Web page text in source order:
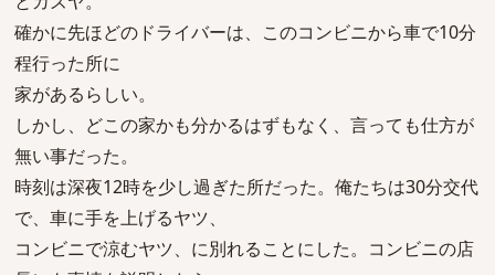
確かに先ほどのドライバーは、このコンビニから車で10分
程行った所に
家があるらしい。
しかし、どこの家かも分かるはずもなく、言っても仕方が
無い事だった。
時刻は深夜12時を少し過ぎた所だった。俺たちは30分交代
で、車に手を上げるヤツ、
コンビニで涼むヤツ、に別れることにした。コンビニの店